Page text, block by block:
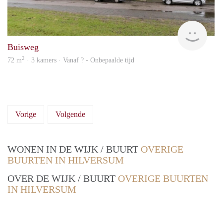
Buisweg
72 m2 · 3 kamers · Vanaf ? - Onbepaalde tijd
Vorige Volgende
WONEN IN DE WIJK / BUURT OVERIGE
BUURTEN IN HILVERSUM
OVER DE WIJK / BUURT OVERIGE BUURTEN
IN HILVERSUM